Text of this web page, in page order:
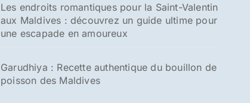
Les endroits romantiques pour la Saint-Valentin
aux Maldives : découvrez un guide ultime pour
une escapade en amoureux
Garudhiya : Recette authentique du bouillon de
poisson des Maldives